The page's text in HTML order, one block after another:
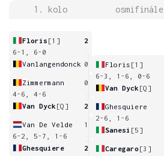
1. kolo osmifinále
Floris [1]
2
6-1, 6-0
Vanlangendonck 0
Zimmermann
0
4-6, 4-6
Van Dyck [Q] 2
Van De Velde
1
6-2, 5-7, 1-6
Ghesquiere
2
Floris [1]
6-3, 1-6, 0-6
Van Dyck [Q]
Ghesquiere
2-6, 1-6
Sanesi [5]
Caregaro [3]